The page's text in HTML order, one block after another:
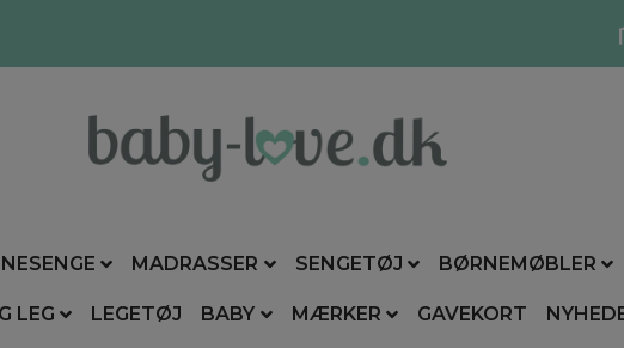
MADRASSER SENGETØJ BØRNEMØBLER
LEG LEGETØJ BABY MÆRKER GAVEKORT